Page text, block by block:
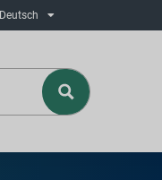
Deutsch